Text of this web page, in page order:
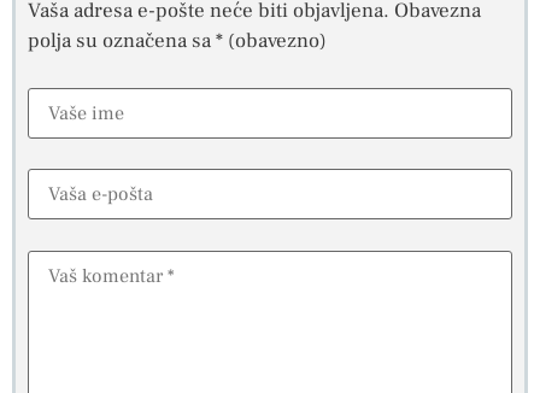
Vaša adresa e-pošte neće biti objavljena. Obavezna
polja su označena sa* (obavezno)